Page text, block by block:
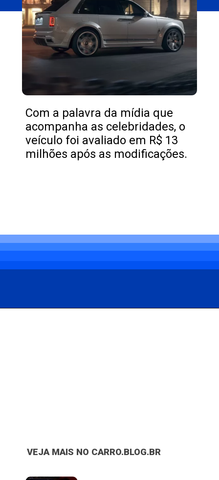
Com a palavra da mídia que
acompanha as celebridades, o
veículo foi avaliado em R$ 13
milhões após as modificações.
VEJA MAIS NO CARRO.BLOG.BR